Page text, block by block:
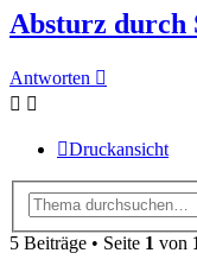
Absturz durch
Antworten
Druckansicht
5 Beiträge • Seite 1 von